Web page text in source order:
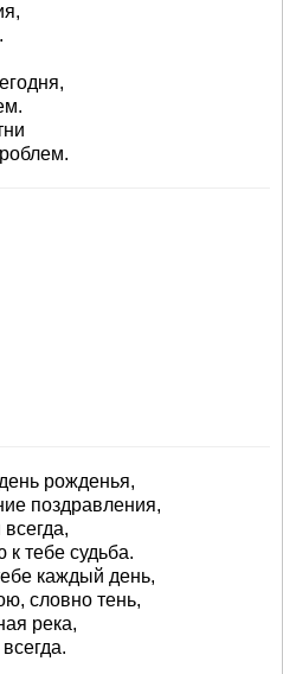
рожденья,
поздравления,
к тебе судьба.
каждый день,
словно тень,
река,